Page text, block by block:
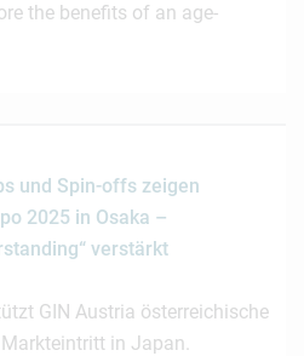
the benefits of an age-
und Spin-offs zeigen
2025 in Osaka –
verstärkt
GIN Austria österreichische
in Japan.